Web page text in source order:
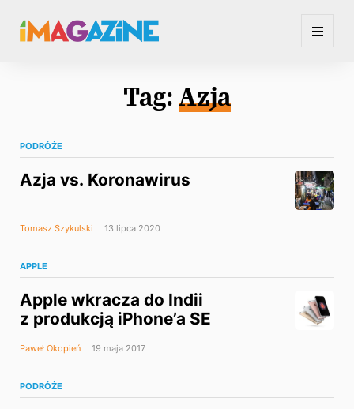
Tag: Azja
PODRÓŻE
Azja vs. Koronawirus
Tomasz Szykulski 13 lipca 2020
APPLE
Apple wkracza do Indii
z produkcją iPhone’a SE
Paweł Okopień 19 maja 2017
PODRÓŻE